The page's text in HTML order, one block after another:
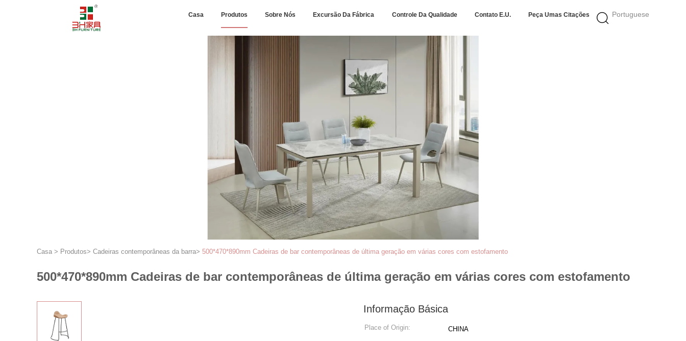
Portuguese
Casa Produtos Sobre Nós Excursão Da Fábrica Controle Da Qualidade Contato E.U. Peça Umas Citações
Casa > Produtos> Cadeiras contemporâneas da barra> 500*470*890mm Cadeiras de bar contemporâneas de última geração em várias cores com estofamento
500*470*890mm Cadeiras de bar contemporâneas de última geração em várias cores com estofamento
Informação Básica
Place of Origin: CHINA